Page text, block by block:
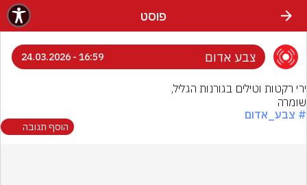
פוסט
צבע אדום 16:59 - 24.03.2026
שומרה
# צבע_אדום
הוסף תגובה